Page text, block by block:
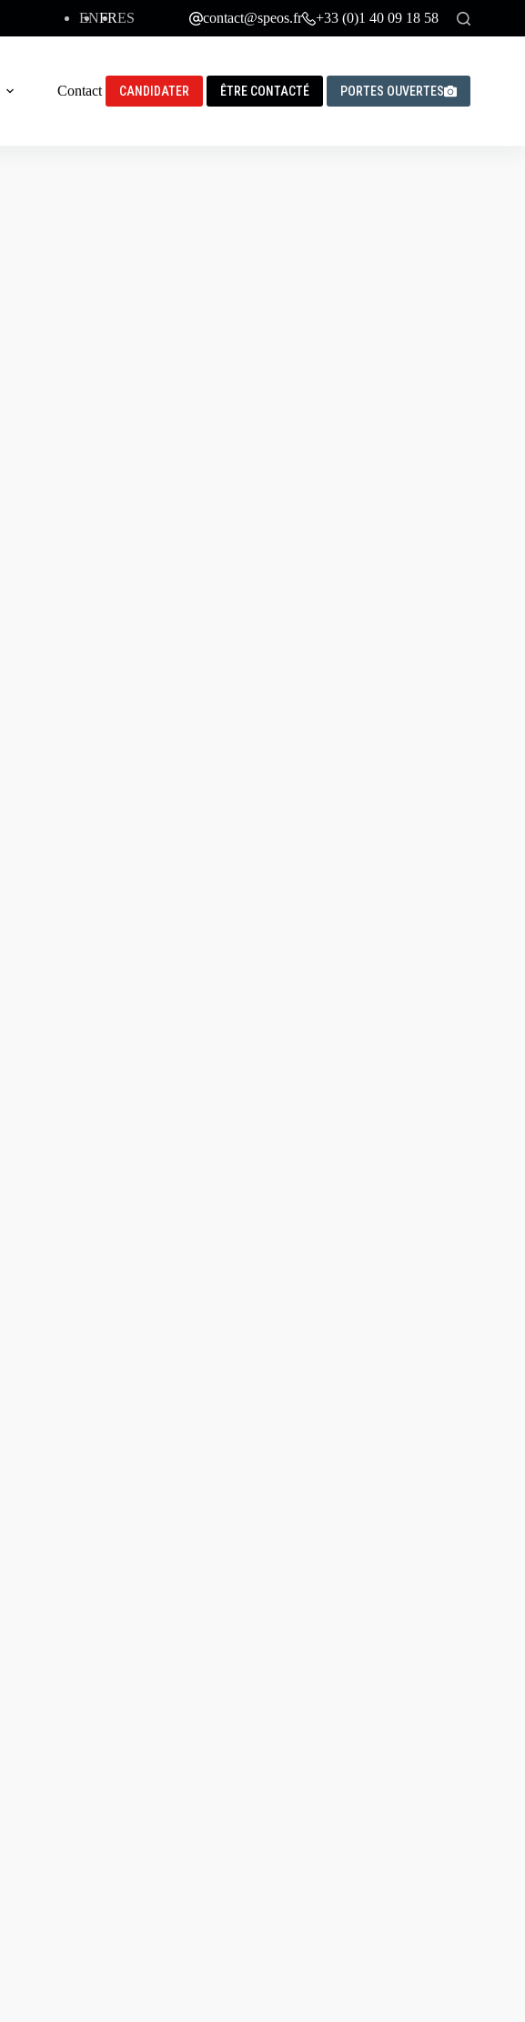
ENFRES contact@speos.fr +33 (0)1 40 09 18 58
Contact CANDIDATER ÊTRE CONTACTÉ PORTES OUVERTES